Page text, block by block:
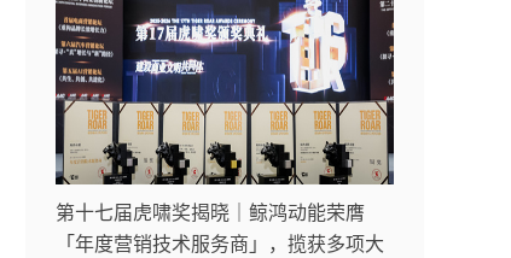
第十七届虎啸奖揭晓｜鲸鸿动能荣膺
「年度营销技术服务商」，揽获多项大